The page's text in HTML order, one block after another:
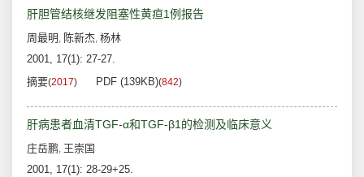
肝胆管结核继发阻塞性黄疸1例报告
周最明 , 陈新杰, 杨林
2001, 17(1): 27-27.
摘要(2017) PDF (139KB)(842)
肝病患者血清TGF-α和TGF-β1的检测及临床意义
庄岳鹏, 王崇国
2001, 17(1): 28-29+25.